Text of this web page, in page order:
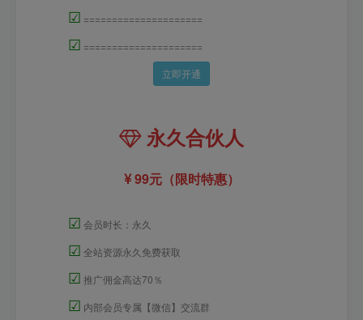
☑ =====================
☑ =====================
立即开通
永久合伙人
99元（限时特惠）
☑ 会员时长：永久
☑ 全站资源永久免费获取
☑ 推广佣金高达70％
☑ 内部会员专属【微信】交流群